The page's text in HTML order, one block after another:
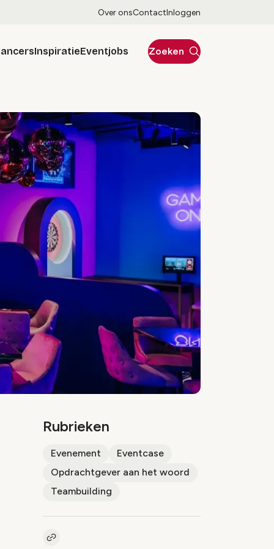
Over onsContactInloggen
InspiratieEventjobs Zoeken
Rubrieken
Evenement
Eventcase
Opdrachtgever aan het woord
Teambuilding
Kopieer link naar artikel